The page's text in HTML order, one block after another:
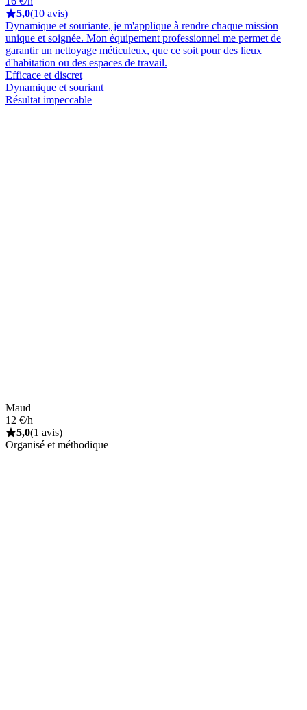
5,0(10 avis)
Dynamique et souriante, je m'applique à rendre chaque mission
unique et soignée. Mon équipement professionnel me permet de
garantir un nettoyage méticuleux, que ce soit pour des lieux
d'habitation ou des espaces de travail.
Efficace et discret
Dynamique et souriant
Résultat impeccable
Maud
12 €/h
5,0(1 avis)
Organisé et méthodique